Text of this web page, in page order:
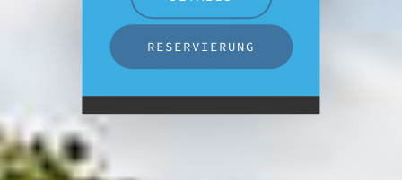
RESERVIERUNG